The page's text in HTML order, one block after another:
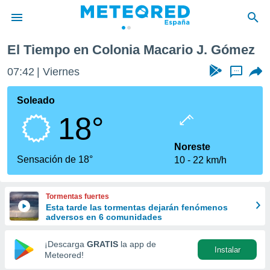
de
por
que se
calidad.
a este
las
y
forma
digital
basada
El Tiempo en Colonia Macario J. Gómez
07:42 Viernes ...
Soleado
18°
Sensación de 18°
Noreste
10
22 km/h
Tormentas fuertes
Esta tarde las tormentas dejarán fenómenos
adversos en 6 comunidades
¡Descarga GRATIS la app de
Meteored!
Instalar